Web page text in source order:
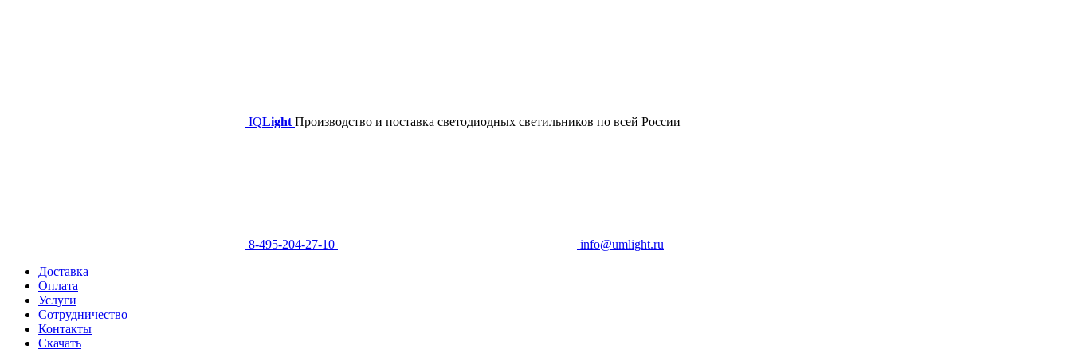
IQLight Производство и поставка светодиодных светильников по всей России
8-495-204-27-10
info@umlight.ru
Доставка
Оплата
Услуги
Сотрудничество
Контакты
Скачать